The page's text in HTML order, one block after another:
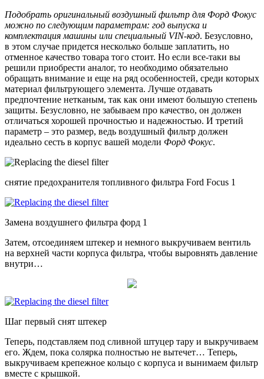
Подобрать оригинальный воздушный фильтр для Форд Фокус
можно по следующим параметрам: год выпуска и
комплектация машины или специальный VIN-код. Безусловно,
в этом случае придется несколько больше заплатить, но
отменное качество товара того стоит. Но если все-таки вы
решили приобрести аналог, то необходимо обязательно
обращать внимание и еще на ряд особенностей, среди которых
материал фильтрующего элемента. Лучше отдавать
предпочтение нетканым, так как они имеют большую степень
защиты. Безусловно, не забываем про качество, он должен
отличаться хорошей прочностью и надежностью. И третий
параметр – это размер, ведь воздушный фильтр должен
идеально сесть в корпус вашей модели Форд Фокус.
снятие предохранителя топливного фильтра Ford Focus 1
Замена воздушнего фильтра форд 1
Затем, отсоединяем штекер и немного выкручиваем вентиль
на верхней части корпуса фильтра, чтобы выровнять давление
внутри…
Шаг первый снят штекер
Теперь, подставляем под сливной штуцер тару и выкручиваем
его. Ждем, пока солярка полностью не вытечет… Теперь,
выкручиваем крепежное кольцо с корпуса и вынимаем фильтр
вместе с крышкой.